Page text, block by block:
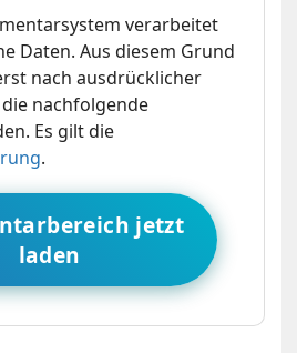
verarbeitet
Daten. Aus diesem Grund
nach ausdrücklicher
nachfolgende
Es gilt die
.
jetzt
laden